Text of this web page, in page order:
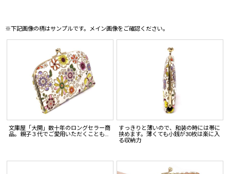
※下記画像の柄はサンプルです。メイン画像をご確認ください。
文庫屋「大関」数十年のロングセラー商
品。親子３代でご愛用いただくことも…
すっきりと薄いので、和装の時には帯に
挟めます。薄くても小銭が30枚は楽に入
る収納力